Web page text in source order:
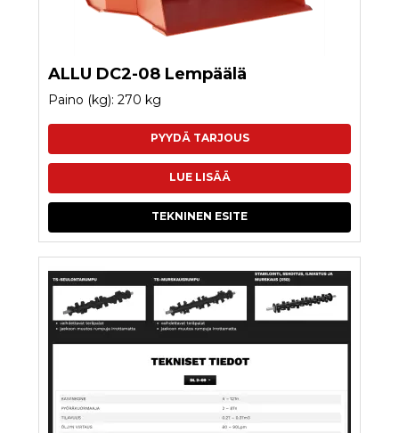
ALLU DC2-08 Lempäälä
Paino (kg): 270 kg
PYYDÄ TARJOUS
LUE LISÄÄ
TEKNINEN ESITE